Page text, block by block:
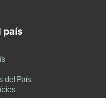
país
del País